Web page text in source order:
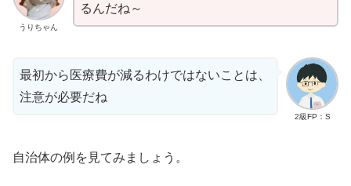
うりちゃん
るんだね～
2級FP：S
最初から医療費が減るわけではないことは、
注意が必要だね
自治体の例を見てみましょう。